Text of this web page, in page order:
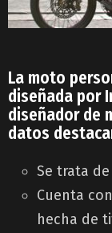
La moto
diseñada por
diseñador de
datos
Se trata
Cuenta
hecha de